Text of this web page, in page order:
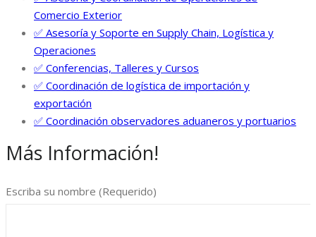
Comercio Exterior
✅ Asesoría y Soporte en Supply Chain, Logística y
Operaciones
✅ Conferencias, Talleres y Cursos
✅ Coordinación de logística de importación y
exportación
✅ Coordinación observadores aduaneros y portuarios
Más Información!
Escriba su nombre (Requerido)